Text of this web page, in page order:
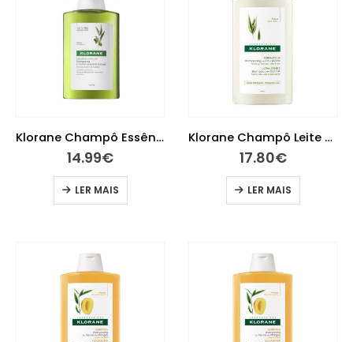
Klorane Champô Essência de Oliveira 400ml
14.99€
LER MAIS
Klorane Champô Leite de Aveia 400 ml
17.80€
LER MAIS